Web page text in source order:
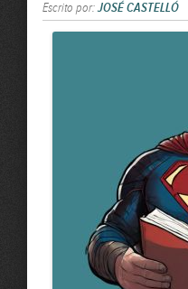
Escrito por:JOSÉ CASTELLÓ